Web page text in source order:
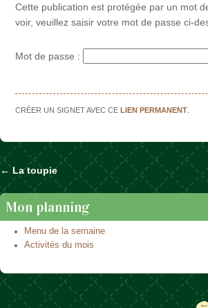
Cette publication est protégée par un mot
voir, veuillez saisir votre mot de passe ci-
Mot de passe :
CRÉER UN SIGNET AVEC CELIEN PERMANENT
Naviguer dans les
←La toupie
Mon planning
Menu de la semaine
Activités du mois